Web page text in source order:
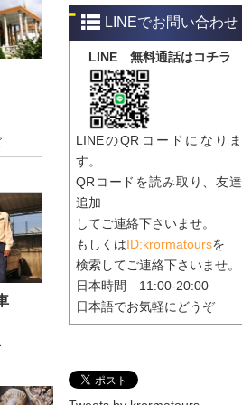
​​LINEでお問い合わせ
LINE 無料通話はコチラ
LINEのQRコードになりま
す。
QRコードを読み取り、友達
追加
してご連絡下さいませ。
もしくはID:krormatoursを
検索してご連絡下さいませ。
日本時間 11:00-20:00
日本語でお気軽にどうぞ